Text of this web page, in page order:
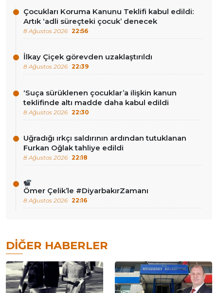
Çocukları Koruma Kanunu Teklifi kabul edildi:
Artık ‘adli süreçteki çocuk’ denecek
8 Ağustos 2026 22:56
İlkay Çiçek görevden uzaklaştırıldı
8 Ağustos 2026 22:39
‘Suça sürüklenen çocuklar’a ilişkin kanun
teklifinde altı madde daha kabul edildi
8 Ağustos 2026 22:30
Uğradığı ırkçı saldırının ardından tutuklanan
Furkan Oğlak tahliye edildi
8 Ağustos 2026 22:18
Ömer Çelik’le #DiyarbakırZamanı
8 Ağustos 2026 22:16
DIĞER HABERLER